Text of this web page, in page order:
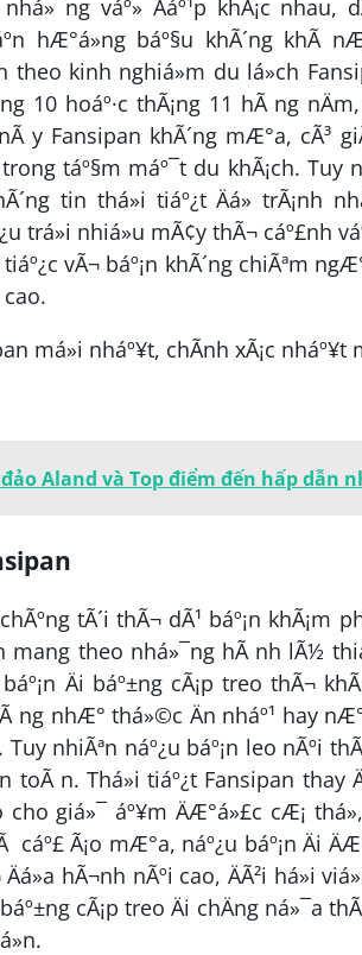
váº» Äáº¹p khÃ¡c nhau,
hÆ°á»ng báº§u khÃ´ng khÃ­
theo kinh nghiá»m du lá»ch
10 hoáº·c thÃ¡ng 11 hÃ ng
nÃ y Fansipan khÃ´ng mÆ°a, cÃ³
táº§m máº¯t du khÃ¡ch. Tuy
tin thá»i tiáº¿t Äá» trÃ¡nh
trá»i nhiá»u mÃ¢y thÃ¬ cáº£nh
vÃ¬ báº¡n khÃ´ng chiÃªm
cao.
Aland và Top điểm đến hấp dẫn
tÃ´i thÃ¬ dÃ¹ báº¡n khÃ¡m
theo nhá»¯ng hÃ nh lÃ½
Äi báº±ng cÃ¡p treo thÃ¬
ng nhÆ° thá»©c Än nháº¹ hay
Tuy nhiÃªn náº¿u báº¡n leo nÃºi
toÃ n. Thá»i tiáº¿t Fansipan thay
giá»¯ áº¥m ÄÆ°á»£c cÆ¡
Ã¡o mÆ°a, náº¿u báº¡n Äi
hÃ¬nh nÃºi cao, ÄÃ²i há»i
cÃ¡p treo Äi chÄng ná»¯a